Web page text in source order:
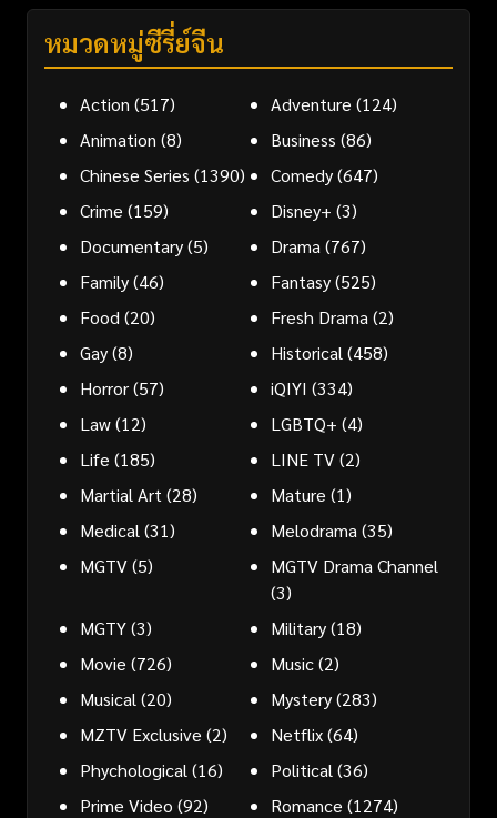
หมวดหมู่ซีรี่ย์จีน
Action (517) Adventure (124)
Animation (8) Business (86)
Chinese Series (1390) Comedy(647)
Crime (159) Disney+ (3)
Documentary(5) Drama (767)
Family(46) Fantasy(525)
Food (20) Fresh Drama (2)
Gay(8) Historical (458)
Horror(57) iQIYI (334)
Law(12) LGBTQ+ (4)
Life (185) LINE TV(2)
Martial Art (28) Mature (1)
Medical (31) Melodrama (35)
MGTV(5)
MGTV Drama Channel
(3)
MGTY(3) Military(18)
Movie (726) Music(2)
Musical (20) Mystery(283)
MZTV Exclusive (2) Netflix(64)
Phychological (16) Political (36)
Prime Video (92) Romance (1274)